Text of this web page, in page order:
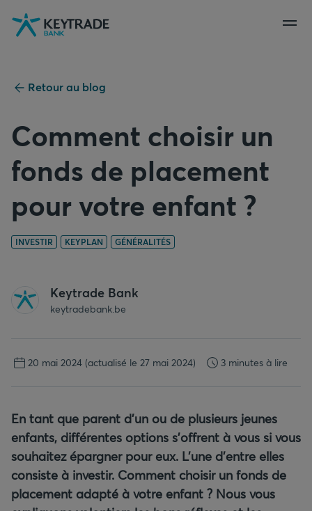
Aller
Aller
Aller
au
Retour au blog
Comment choisir un
fonds de placement
pour votre enfant ?
INVESTIR KEYPLAN GÉNÉRALITÉS
Keytrade Bank
keytradebank.be
20 mai 2024 (actualisé le 27 mai 2024) 3 minutes à lire
En tant que parent d’un ou de plusieurs jeunes
enfants, différentes options s’offrent à vous si vous
souhaitez épargner pour eux. L’une d’entre elles
consiste à investir. Comment choisir un fonds de
placement adapté à votre enfant ? Nous vous